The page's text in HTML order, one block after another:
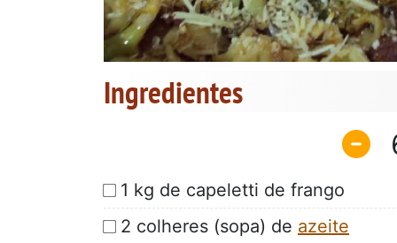
Ingredientes
1 kg de capeletti de frango
2 colheres (sopa) de azeite